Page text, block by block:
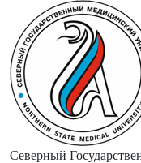
Северный